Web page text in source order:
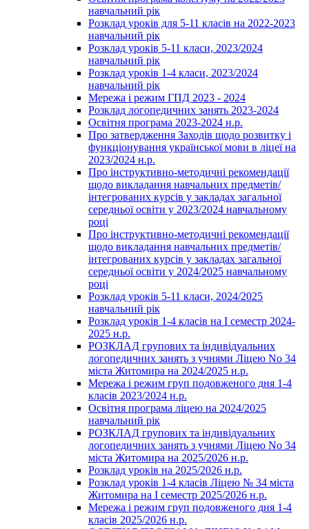
навчальний рік
Розклад уроків для 5-11 класів на 2022-2023
навчальний рік
Розклад уроків 5-11 класи, 2023/2024
навчальний рік
Розклад уроків 1-4 класи, 2023/2024
навчальний рік
Мережа і режим ГПД 2023 - 2024
Розклад логопедичних занять 2023-2024
Освітня програма 2023-2024 н.р.
Про затвердження Заходів щодо розвитку і
функціонування української мови в ліцеї на
2023/2024 н.р.
Про інструктивно-методичні рекомендації
щодо викладання навчальних предметів/
інтегрованих курсів у закладах загальної
середньої освіти у 2023/2024 навчальному
році
Про інструктивно-методичні рекомендації
щодо викладання навчальних предметів/
інтегрованих курсів у закладах загальної
середньої освіти у 2024/2025 навчальному
році
Розклад уроків 5-11 класи, 2024/2025
навчальний рік
Розклад уроків 1-4 класів на І семестр 2024-
2025 н.р.
РОЗКЛАД групових та індивідуальних
логопедичних занять з учнями Ліцею No 34
міста Житомира на 2024/2025 н.р.
Мережа і режим груп подовженого дня 1-4
класів 2023/2024 н.р.
Освітня програма ліцею на 2024/2025
навчальний рік
РОЗКЛАД групових та індивідуальних
логопедичних занять з учнями Ліцею No 34
міста Житомира на 2025/2026 н.р.
Розклад уроків на 2025/2026 н.р.
Розклад уроків 1-4 класів Ліцею № 34 міста
Житомира на І семестр 2025/2026 н.р.
Мережа і режим груп подовженого дня 1-4
класів 2025/2026 н.р.